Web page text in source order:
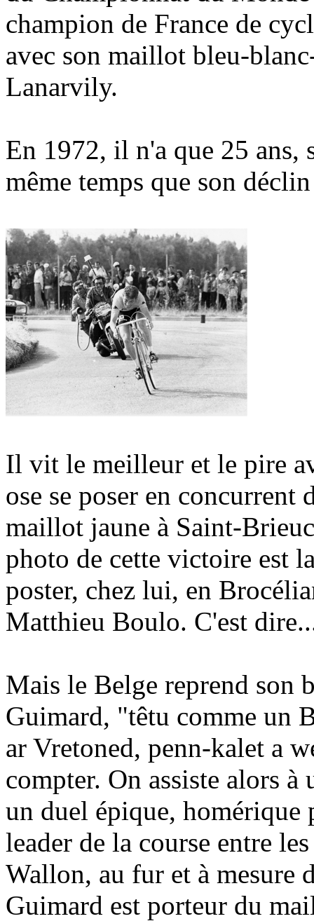
champion de France de
avec son maillot bleu-
Lanarvily.
En 1972, il n'a que 25 ans,
même temps que son
Il vit le meilleur et le pire
ose se poser en
maillot jaune à Saint-
photo de cette victoire est
poster, chez lui, en
Matthieu Boulo. C'est
Mais le Belge reprend son
Guimard, "têtu comme un
ar Vretoned, penn-kalet a
compter. On assiste alors à
un duel épique,
leader de la course entre
Wallon, au fur et à mesure
Guimard est porteur du